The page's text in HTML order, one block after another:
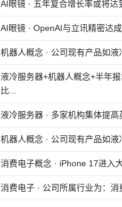
AI眼镜 · 五年复合增长率或将
AI眼镜 · OpenAI与立讯精密达
机器人概念 · 公司现有产品如
液冷服务器+机器人概念+半年
比...
液冷服务器 · 多家机构集体提
机器人概念 · 公司现有产品如
消费电子概念 · iPhone 17进入
消费电子 · 公司所属行业为：消